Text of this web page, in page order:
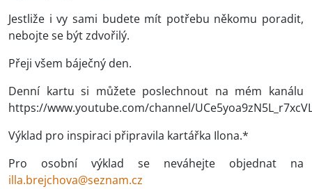
Jestliže i vy sami budete mít potřebu někomu poradit,
nebojte se být zdvořilý.
Přeji všem báječný den.
Denní kartu si můžete poslechnout na mém kanálu
https://www.youtube.com/channel/
Výklad pro inspiraci připravila kartářka Ilona.*
Pro osobní výklad se neváhejte objednat na
illa.brejchova@seznam.cz